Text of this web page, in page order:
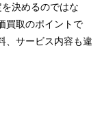
決めるのではな
買取のポイントで
、サービス内容も違